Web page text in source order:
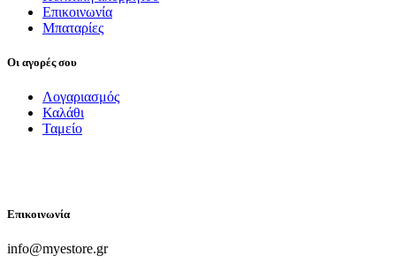
Επικοινωνία
Μπαταρίες
Οι αγορές σου
Λογαριασμός
Καλάθι
Ταμείο
Επικοινωνία
info@myestore.gr